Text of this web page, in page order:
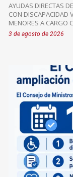
AYUDAS DIRECTAS
CON DISCAPACIDAD
MENORES A CARGO
3 de agosto de 2026